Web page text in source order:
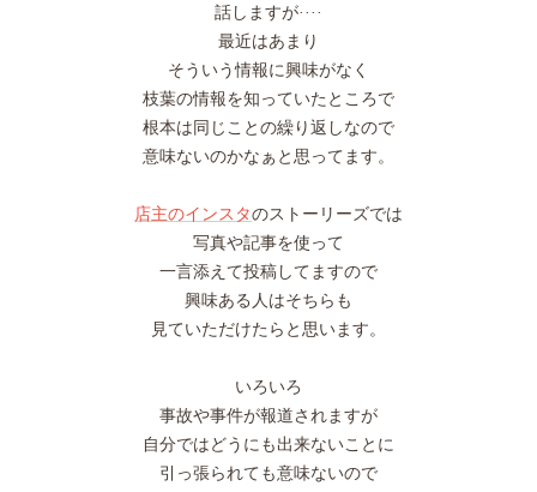
話しますが····
最近はあまり
そういう情報に興味がなく
枝葉の情報を知っていたところで
根本は同じことの繰り返しなので
意味ないのかなぁと思ってます。
店主のインスタのストーリーズでは
写真や記事を使って
一言添えて投稿してますので
興味ある人はそちらも
見ていただけたらと思います。
いろいろ
事故や事件が報道されますが
自分ではどうにも出来ないことに
引っ張られても意味ないので